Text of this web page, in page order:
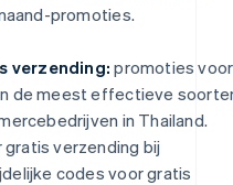
promoties.
verzending: promoties voor
de meest effectieve
in Thailand.
verzending bij
codes voor gratis